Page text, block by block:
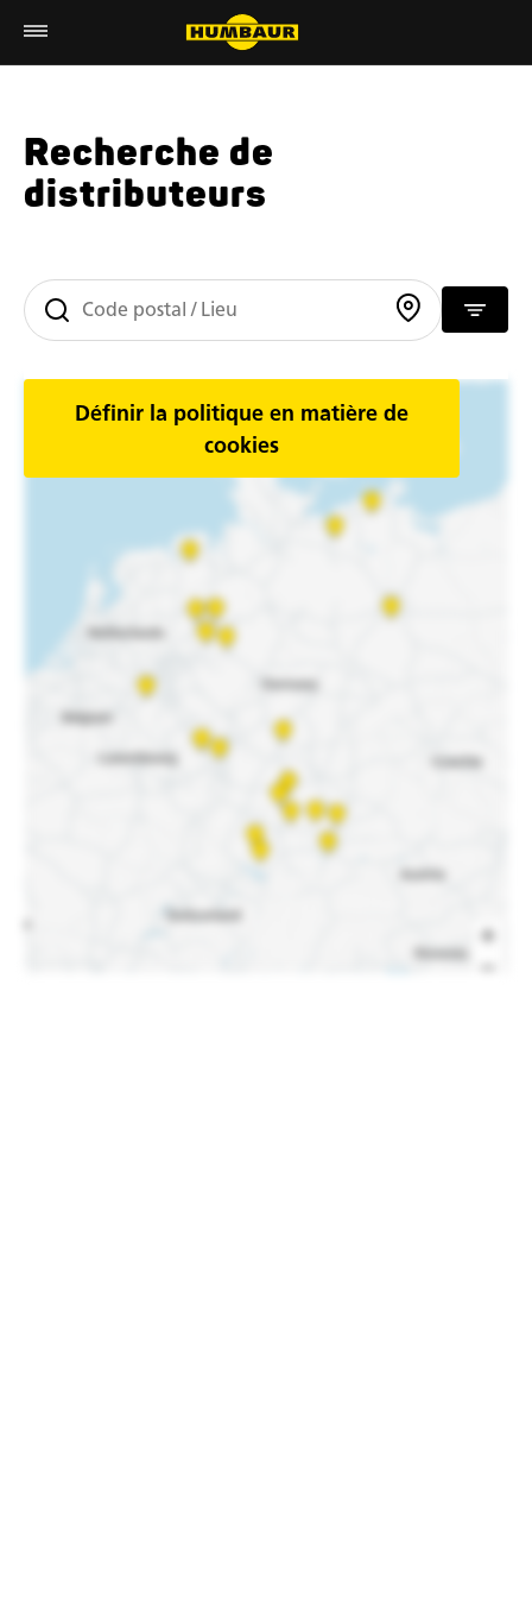
Recherche de
distributeurs
Définir la politique en matière de
cookies